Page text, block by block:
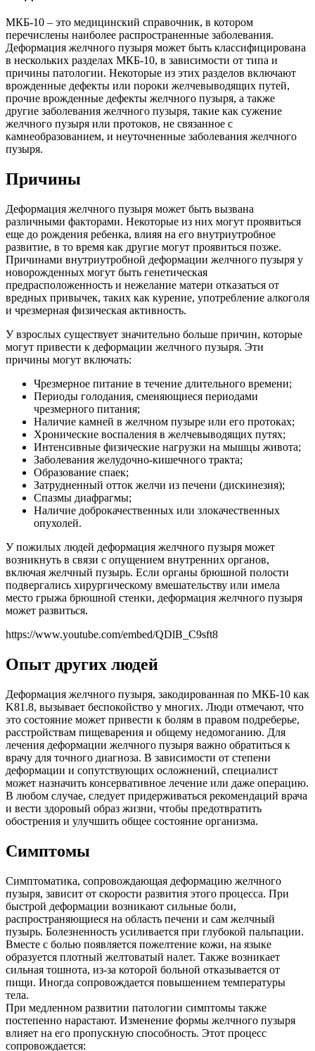
МКБ-10 – это медицинский справочник, в котором
перечислены наиболее распространенные заболевания.
Деформация желчного пузыря может быть классифицирована
в нескольких разделах МКБ-10, в зависимости от типа и
причины патологии. Некоторые из этих разделов включают
врожденные дефекты или пороки желчевыводящих путей,
прочие врожденные дефекты желчного пузыря, а также
другие заболевания желчного пузыря, такие как сужение
желчного пузыря или протоков, не связанное с
камнеобразованием, и неуточненные заболевания желчного
пузыря.
Причины
Деформация желчного пузыря может быть вызвана
различными факторами. Некоторые из них могут проявиться
еще до рождения ребенка, влияя на его внутриутробное
развитие, в то время как другие могут проявиться позже.
Причинами внутриутробной деформации желчного пузыря у
новорожденных могут быть генетическая
предрасположенность и нежелание матери отказаться от
вредных привычек, таких как курение, употребление алкоголя
и чрезмерная физическая активность.
У взрослых существует значительно больше причин, которые
могут привести к деформации желчного пузыря. Эти
причины могут включать:
Чрезмерное питание в течение длительного времени;
Периоды голодания, сменяющиеся периодами
чрезмерного питания;
Наличие камней в желчном пузыре или его протоках;
Хронические воспаления в желчевыводящих путях;
Интенсивные физические нагрузки на мышцы живота;
Заболевания желудочно-кишечного тракта;
Образование спаек;
Затрудненный отток желчи из печени (дискинезия);
Спазмы диафрагмы;
Наличие доброкачественных или злокачественных
опухолей.
У пожилых людей деформация желчного пузыря может
возникнуть в связи с опущением внутренних органов,
включая желчный пузырь. Если органы брюшной полости
подвергались хирургическому вмешательству или имела
место грыжа брюшной стенки, деформация желчного пузыря
может развиться.
https://www.youtube.com/embed/QDlB_C9sft8
Опыт других людей
Деформация желчного пузыря, закодированная по МКБ-10 как
K81.8, вызывает беспокойство у многих. Люди отмечают, что
это состояние может привести к болям в правом подреберье,
расстройствам пищеварения и общему недомоганию. Для
лечения деформации желчного пузыря важно обратиться к
врачу для точного диагноза. В зависимости от степени
деформации и сопутствующих осложнений, специалист
может назначить консервативное лечение или даже операцию.
В любом случае, следует придерживаться рекомендаций врача
и вести здоровый образ жизни, чтобы предотвратить
обострения и улучшить общее состояние организма.
Симптомы
Симптоматика, сопровождающая деформацию желчного
пузыря, зависит от скорости развития этого процесса. При
быстрой деформации возникают сильные боли,
распространяющиеся на область печени и сам желчный
пузырь. Болезненность усиливается при глубокой пальпации.
Вместе с болью появляется пожелтение кожи, на языке
образуется плотный желтоватый налет. Также возникает
сильная тошнота, из-за которой больной отказывается от
пищи. Иногда сопровождается повышением температуры
тела.
При медленном развитии патологии симптомы также
постепенно нарастают. Изменение формы желчного пузыря
влияет на его пропускную способность. Этот процесс
сопровождается: